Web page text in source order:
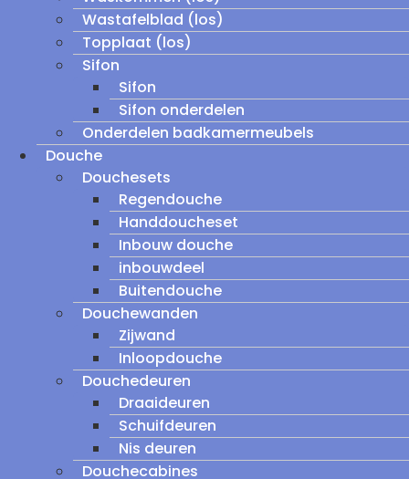
Wastafelblad (los)
Topplaat (los)
Sifon
Sifon
Sifon onderdelen
Onderdelen badkamermeubels
Douche
Douchesets
Regendouche
Handdoucheset
Inbouw douche
inbouwdeel
Buitendouche
Douchewanden
Zijwand
Inloopdouche
Douchedeuren
Draaideuren
Schuifdeuren
Nis deuren
Douchecabines